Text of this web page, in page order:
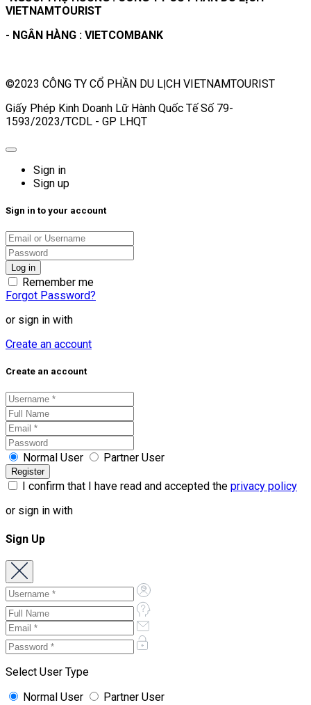
VIETNAMTOURIST
- NGÂN HÀNG : VIETCOMBANK
©2023 CÔNG TY CỔ PHẦN DU LỊCH VIETNAMTOURIST
Giấy Phép Kinh Doanh Lữ Hành Quốc Tế Số 79-
1593/2023/TCDL - GP LHQT
Sign in
Sign up
Sign in to your account
Remember me
Forgot Password?
or sign in with
Create an account
Create an account
Normal User Partner User
I confirm that I have read and accepted the privacy policy
or sign in with
Sign Up
Select User Type
Normal User
Partner User